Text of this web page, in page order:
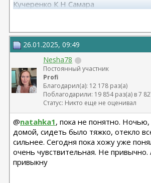
Кучеренко К Н Самара
12.08.2025 абдоминопластика с
26.01.2025, 09:49
Nesha78
Постоянный участник
Profi
Благодарил(а): 12 178 раз(а)
Поблагодарили: 19 854 раз(а) в 7
Статус: Никто еще не оценивал
@natahka1, пока не понятно. Ночью,
домой, сидеть было тяжко, отекло
сильнее. Сегодня пока хожу уже
очень чувствительная. Не привычно.
привыкну